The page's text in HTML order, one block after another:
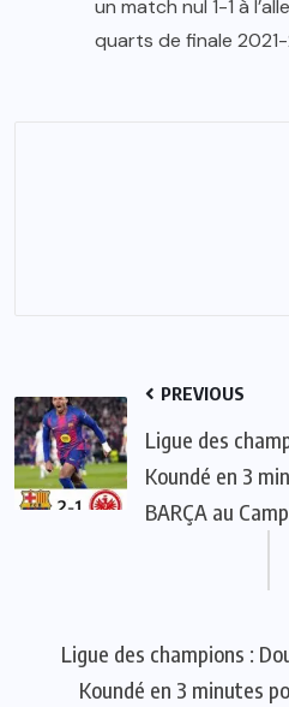
un match nul 1-1 à
quarts de finale
PREVIOUS
Ligue des
Koundé en 3
BARÇA au
Ligue des champions :
Koundé en 3 minutes